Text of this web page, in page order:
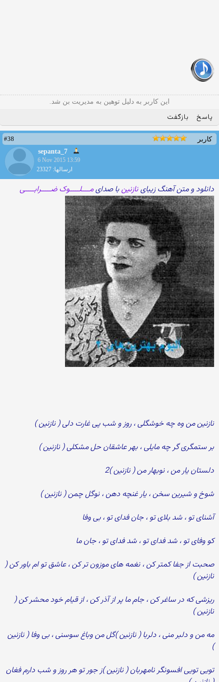
این کاربر به دلیل توهین به مدیریت بن شد.
پاسخ بازگفت
کاربر
#38
sepanta_7
6 Nov 2015 13:59
ارسالها: 23327
دانلود و متن آهنگ زیباینازنینبا صدایمــــلـــــوک ضـــــرابـــــی
نازنین من وه چه خوشگلی ، روز و شب پی غارت دلی ( نازنین )
بر ستمگری گر چه مایلی ، بهر عاشقان حل مشکلی ( نازنین )
دلستان یار من ، نوبهار من ( نازنین )2
شوخ و شیرین سخن ، یار غنچه دهن ، نوگل چمن ( نازنین )
آشنای تو ، شد بلای تو ، جان فدای تو ، بی وفا
کو وفای تو ، شد فدای تو ، شد فدای تو ، جان ما
صحبت از جفا کمتر کن ، نغمه های موزون تر کن ، عاشق تو ام باور کن (
نازنین )
ریزشی که در ساغر کن ، جام ما پر از آذر کن ، از قیام خود محشر کن (
نازنین )
مه من و دلبر منی ، دلربا ( نازنین )گل من وباغ سوسنی ، بی وفا ( نازنین
)
تویی تویی افسونگر نامهربان ( نازنین )ز جور تو هر روز و شب دارم فغان